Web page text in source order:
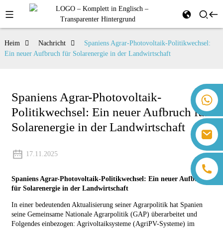
+86 18259071452 Hanna Lee
+86 13559179905 Sally Chen
+86 18350266301 Iris Hong
sales@farsunpv.com
Heim Nachricht
Spaniens Agrar-Photovoltaik-Politikwechsel:
Ein neuer Aufbruch für Solarenergie in der Landwirtschaft
Spaniens Agrar-Photovoltaik-
Politikwechsel: Ein neuer Aufbruch für
Solarenergie in der Landwirtschaft
17.11.2025
Spaniens Agrar-Photovoltaik-Politikwechsel: Ein neuer Aufbruch
für Solarenergie in der Landwirtschaft
In einer bedeutenden Aktualisierung seiner Agrarpolitik hat Spanien
seine Gemeinsame Nationale Agrarpolitik (GAP) überarbeitet und
Folgendes einbezogen: Agrivoltaiksysteme (AgriPV-Systeme) im